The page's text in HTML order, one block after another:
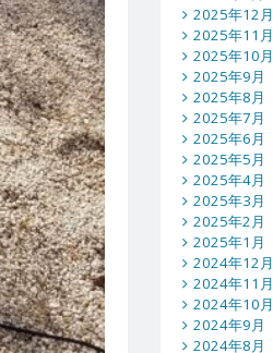
2025年12月
2025年11月
2025年10月
2025年9月
2025年8月
2025年7月
2025年6月
2025年5月
2025年4月
2025年3月
2025年2月
2025年1月
2024年12月
2024年11月
2024年10月
2024年9月
2024年8月